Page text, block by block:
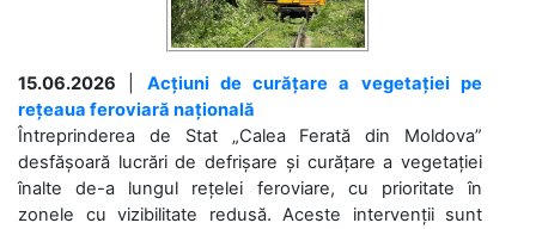
15.06.2026
Acțiuni de curățare a vegetației pe
rețeaua feroviară națională
Întreprinderea de Stat „Calea Ferată din Moldova”
desfășoară lucrări de defrișare și curățare a vegetației
înalte de-a lungul rețelei feroviare, cu prioritate în
zonele cu vizibilitate redusă. Aceste intervenții sunt